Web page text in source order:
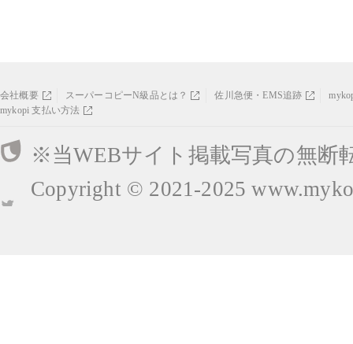
会社概要 スーパーコピーN級品とは？ 佐川急便・EMS追跡
mykopi 支払い方法
※当WEBサイト掲載写真の無断
Copyright © 2021-2025